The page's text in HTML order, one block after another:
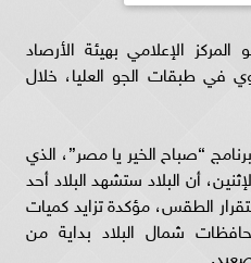
الإعلامي بهيئة الأرصاد
في طبقات الجو العليا، خلال
“صباح الخير يا مصر”، الذي
أن البلاد ستشهد البلاد أحد
الطقس، مؤكدة تزايد كميات
شمال البلاد بداية من